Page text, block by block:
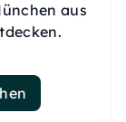
aus